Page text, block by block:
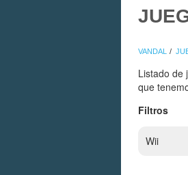
VANDAL
Listado de
que
Filtros
Wii